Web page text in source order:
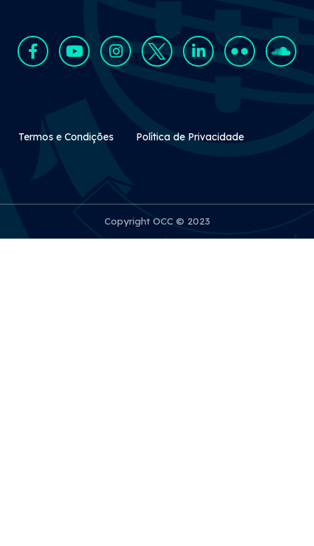
Rodapé Secundário
Termos e Condições Política de Privacidade
Copyright OCC © 2023